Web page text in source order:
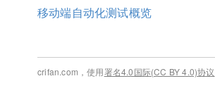
移动端自动化测试概览
crifan.com，使用署名4.0国际(CC BY 4.0)协议